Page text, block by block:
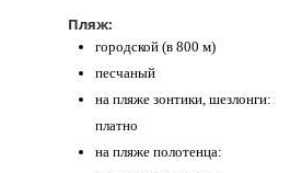
Пляж:
городской (в 800 м)
песчаный
на пляже зонтики, шезлонги:
платно
на пляже полотенца: